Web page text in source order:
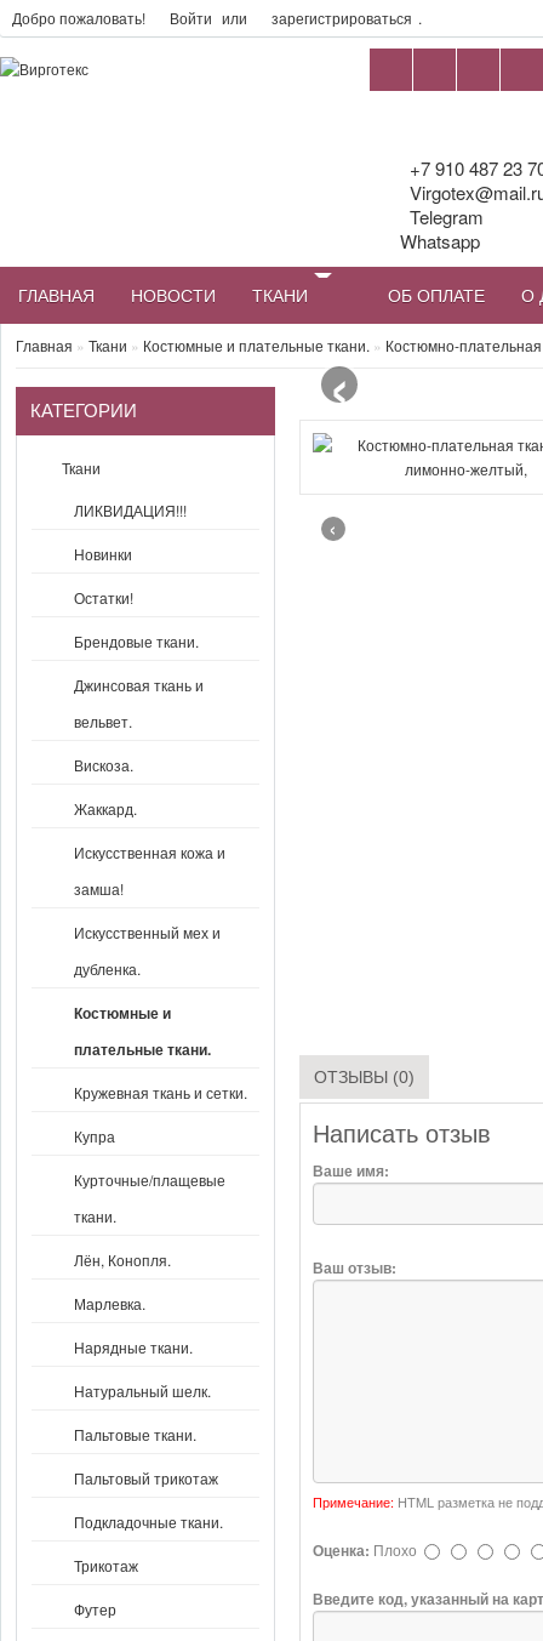
Добро пожаловать! Войти или зарегистрироваться .
+7 910 487 23
Telegram
Whatsapp
ГЛАВНАЯ НОВОСТИ ТКАНИ ОБ ОПЛАТЕ О
Главная » Ткани » Костюмные и плательные ткани. » Костюмно-
КАТЕГОРИИ
Ткани
ЛИКВИДАЦИЯ!!!
Новинки
Остатки!
Брендовые ткани.
Джинсовая ткань и
вельвет.
Вискоза.
Жаккард.
Искусственная кожа и
замша!
Искусственный мех и
дубленка.
Костюмные и
плательные ткани.
Кружевная ткань и сетки.
Купра
Курточные/плащевые
ткани.
Лён, Конопля.
Марлевка.
Нарядные ткани.
Натуральный шелк.
Пальтовые ткани.
Пальтовый трикотаж
Подкладочные ткани.
Трикотаж
Футер
‹
‹
ОТЗЫВЫ (0)
Написать отзыв
Ваше имя:
Ваш отзыв:
Примечание: HTML разметка не
Оценка: Плохо
Введите код, указанный на